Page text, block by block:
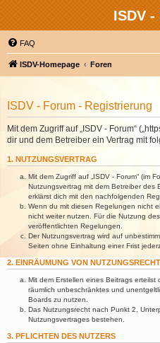
ISDV -
FAQ
ISDV-Homepage Foren
ISDV - Forum - Registrierung
Mit dem Zugriff auf „ISDV - Forum“
dir und dem Betreiber ein Vertrag mit
1. NUTZUNGSVERTRAG
Mit dem Zugriff auf „ISDV - Forum“ (im
Nutzungsvertrag mit dem Betreiber des
erklärst dich mit den nachfolgenden
Wenn du mit diesen Regelungen nicht
nicht weiter nutzen. Für die Nutzung
veröffentlichten Regelungen.
Der Nutzungsvertrag wird auf
Seiten ohne Einhaltung einer Frist
2. EINRÄUMUNG VON
Mit dem Erstellen eines Beitrags
räumlich unbeschränktes und
Boards zu nutzen.
Das Nutzungsrecht nach Punkt 2,
Nutzungsvertrages bestehen.
3. PFLICHTEN DES NUTZERS